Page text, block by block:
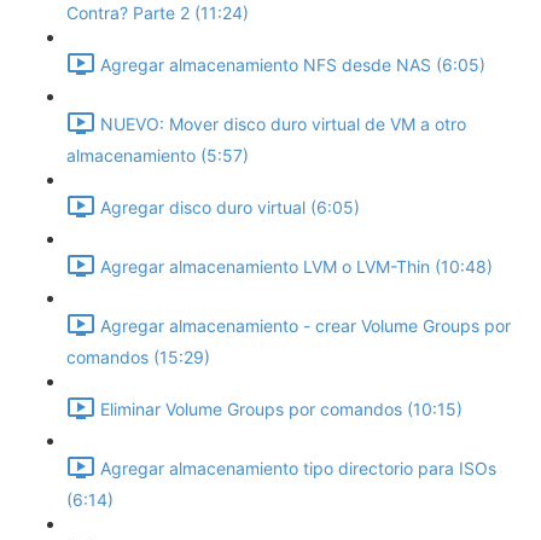
Contra? Parte 2 (11:24)
Agregar almacenamiento NFS desde NAS (6:05)
NUEVO: Mover disco duro virtual de VM a otro
almacenamiento (5:57)
Agregar disco duro virtual (6:05)
Agregar almacenamiento LVM o LVM-Thin (10:48)
Agregar almacenamiento - crear Volume Groups por
comandos (15:29)
Eliminar Volume Groups por comandos (10:15)
Agregar almacenamiento tipo directorio para ISOs
(6:14)